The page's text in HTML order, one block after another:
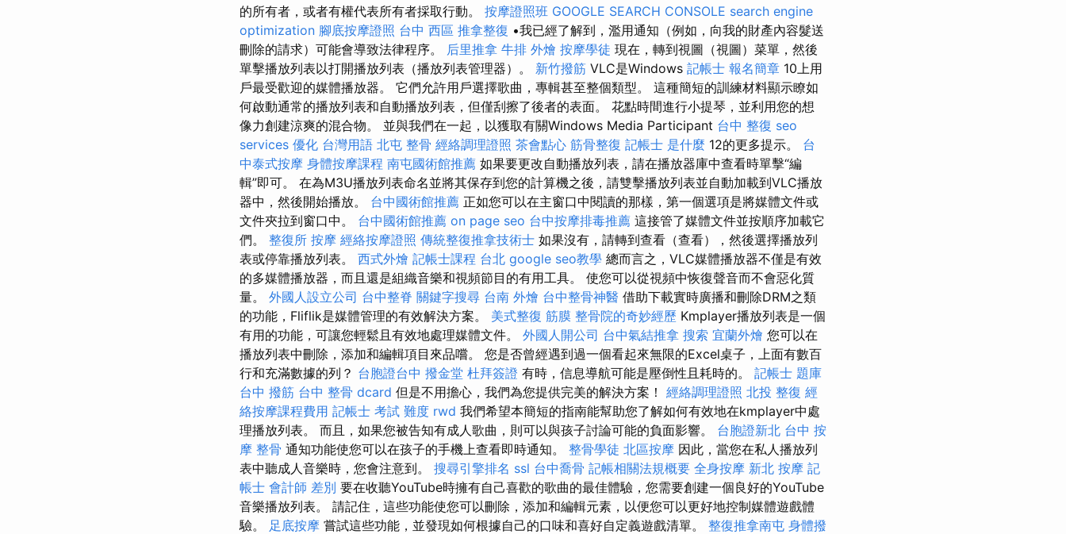
的所有者，或者有權代表所有者採取行動。 按摩證照班 GOOGLE SEARCH CONSOLE search engine
optimization 腳底按摩證照 台中 西區 推拿整復 •我已經了解到，濫用通知（例如，向我的財產內容髮送
刪除的請求）可能會導致法律程序。 后里推拿 牛排 外燴 按摩學徒 現在，轉到視圖（視圖）菜單，然後
單擊播放列表以打開播放列表（播放列表管理器）。 新竹撥筋 VLC是Windows 記帳士 報名簡章 10上用
戶最受歡迎的媒體播放器。 它們允許用戶選擇歌曲，專輯甚至整個類型。 這種簡短的訓練材料顯示瞭如
何啟動通常的播放列表和自動播放列表，但僅刮擦了後者的表面。 花點時間進行小提琴，並利用您的想
像力創建涼爽的混合物。 並與我們在一起，以獲取有關Windows Media Participant 台中 整復 seo
services 優化 台灣用語 北屯 整骨 經絡調理證照 茶會點心 筋骨整復 記帳士 是什麼 12的更多提示。 台
中泰式按摩 身體按摩課程 南屯國術館推薦 如果要更改自動播放列表，請在播放器庫中查看時單擊“編
輯”即可。 在為M3U播放列表命名並將其保存到您的計算機之後，請雙擊播放列表並自動加載到VLC播放
器中，然後開始播放。 台中國術館推薦 正如您可以在主窗口中閱讀的那樣，第一個選項是將媒體文件或
文件夾拉到窗口中。 台中國術館推薦 on page seo 台中按摩排毒推薦 這接管了媒體文件並按順序加載它
們。 整復所 按摩 經絡按摩證照 傳統整復推拿技術士 如果沒有，請轉到查看（查看），然後選擇播放列
表或停靠播放列表。 西式外燴 記帳士課程 台北 google seo教學 總而言之，VLC媒體播放器不僅是有效
的多媒體播放器，而且還是組織音樂和視頻節目的有用工具。 使您可以從視頻中恢復聲音而不會惡化質
量。 外國人設立公司 台中整脊 關鍵字搜尋 台南 外燴 台中整骨神醫 借助下載實時廣播和刪除DRM之類
的功能，Fliflik是媒體管理的有效解決方案。 美式整復 筋膜 整骨院的奇妙經歷 Kmplayer播放列表是一個
有用的功能，可讓您輕鬆且有效地處理媒體文件。 外國人開公司 台中氣結推拿 搜索 宜蘭外燴 您可以在
播放列表中刪除，添加和編輯項目來品嚐。 您是否曾經遇到過一個看起來無限的Excel桌子，上面有數百
行和充滿數據的列？ 台胞證台中 撥金堂 杜拜簽證 有時，信息導航可能是壓倒性且耗時的。 記帳士 題庫
台中 撥筋 台中 整骨 dcard 但是不用擔心，我們為您提供完美的解決方案！ 經絡調理證照 北投 整復 經
絡按摩課程費用 記帳士 考試 難度 rwd 我們希望本簡短的指南能幫助您了解如何有效地在kmplayer中處
理播放列表。 而且，如果您被告知有成人歌曲，則可以與孩子討論可能的負面影響。 台胞證新北 台中 按
摩 整骨 通知功能使您可以在孩子的手機上查看即時通知。 整骨學徒 北區按摩 因此，當您在私人播放列
表中聽成人音樂時，您會注意到。 搜尋引擎排名 ssl 台中喬骨 記帳相關法規概要 全身按摩 新北 按摩 記
帳士 會計師 差別 要在收聽YouTube時擁有自己喜歡的歌曲的最佳體驗，您需要創建一個良好的YouTube
音樂播放列表。 請記住，這些功能使您可以刪除，添加和編輯元素，以便您可以更好地控制媒體遊戲體
驗。 足底按摩 嘗試這些功能，並發現如何根據自己的口味和喜好自定義遊戲清單。 整復推拿南屯 身體撥